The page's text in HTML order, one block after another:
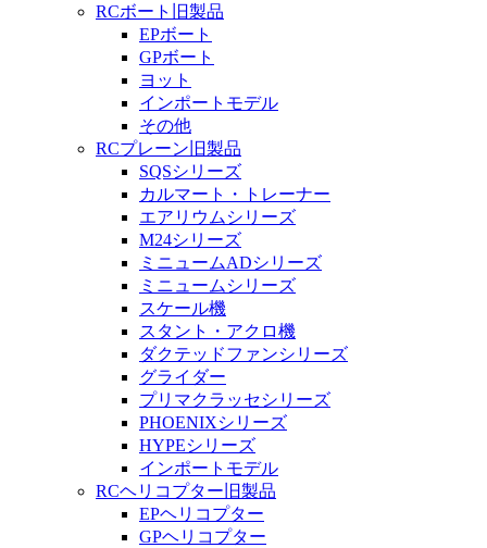
RCボート旧製品
EPボート
GPボート
ヨット
インポートモデル
その他
RCプレーン旧製品
SQSシリーズ
カルマート・トレーナー
エアリウムシリーズ
M24シリーズ
ミニュームADシリーズ
ミニュームシリーズ
スケール機
スタント・アクロ機
ダクテッドファンシリーズ
グライダー
プリマクラッセシリーズ
PHOENIXシリーズ
HYPEシリーズ
インポートモデル
RCヘリコプター旧製品
EPヘリコプター
GPヘリコプター